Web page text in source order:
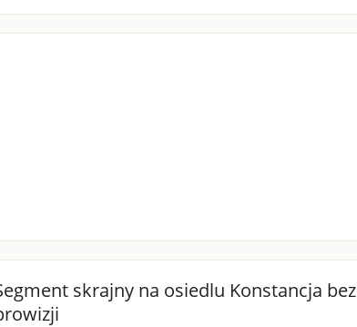
skrajny na osiedlu Konstancja bez